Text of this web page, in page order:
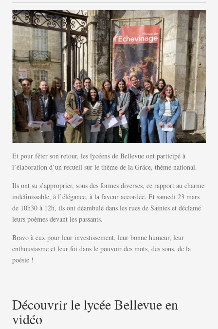
Et pour fêter son retour, les lycéens de Bellevue ont participé à
l’élaboration d’un recueil sur le thème de la Grâce, thème national.
Ils ont su s’approprier, sous des formes diverses, ce rapport au charme
indéfinissable, à l’élégance, à la faveur accordée. Et samedi 23 mars
de 10h30 à 12h, ils ont déambulé dans les rues de Saintes et déclamé
leurs poèmes devant les passants.
Bravo à eux pour leur investissement, leur bonne humeur, leur
enthousiasme et leur foi dans le pouvoir des mots, des sons, de la
poésie !
Découvrir le lycée Bellevue en
vidéo